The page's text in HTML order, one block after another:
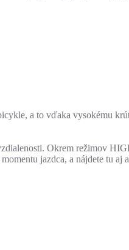
a to vďaka vysokému
Okrem režimov
jazdca, a nájdete tu aj